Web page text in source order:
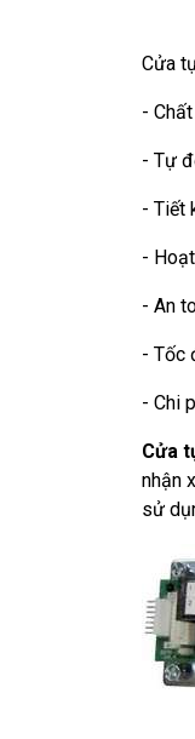
Cửa
-
- Tự
- Tiết
-
- An
- Tốc
- Chi
Cửa
nhận
sử